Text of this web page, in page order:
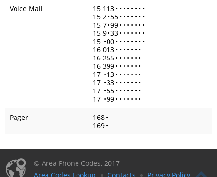
Voice Mail
15 113• • • • • • • •
15 2•55• • • • • • •
15 7•99• • • • • • •
15 9•33• • • • • • •
15 •00• • • • • • • •
16 013• • • • • • •
16 255• • • • • • •
16 399• • • • • • •
17 •13• • • • • • •
17 •33• • • • • • •
17 •55• • • • • • •
17 •99• • • • • • •
Pager
168•
169•
© Area Phone Codes, 2017
Area Codes Lookup
Contacts Privacy Policy